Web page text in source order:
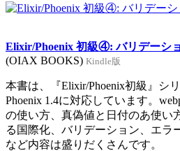
Elixir/Phoenix 初級④: バリデーシ
(OIAX BOOKS) Kindle版
本書は、『Elixir/Phoenix初級』シ
Phoenix 1.4に対応しています。
の使い方、真偽値と日付のあ使い
る国際化、バリデーション、エラ
など内容は盛りだくさんです。